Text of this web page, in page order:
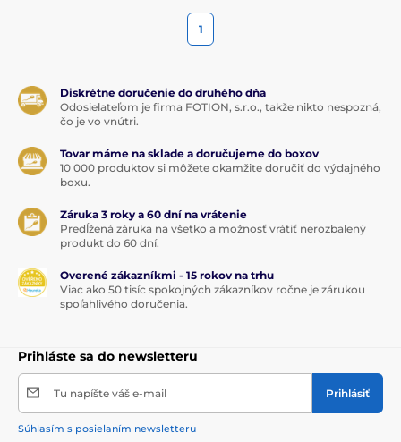
1
Diskrétne doručenie do druhého dňa
Odosielateľom je firma FOTION, s.r.o., takže nikto nespozná,
čo je vo vnútri.
Tovar máme na sklade a doručujeme do boxov
10 000 produktov si môžete okamžite doručiť do výdajného
boxu.
Záruka 3 roky a 60 dní na vrátenie
Predĺžená záruka na všetko a možnosť vrátiť nerozbalený
produkt do 60 dní.
Overené zákazníkmi - 15 rokov na trhu
Viac ako 50 tisíc spokojných zákazníkov ročne je zárukou
spoľahlivého doručenia.
Prihláste sa do newsletteru
Tu napíšte váš e-mail Prihlásiť
Súhlasím s posielaním newsletteru